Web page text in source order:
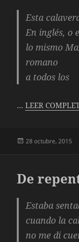
Esta
En inglés, o
lo mismo
romano
a todos los
…LEER
Publicado
28 octubre, 2015
De
Estaba
cuando la
no me di